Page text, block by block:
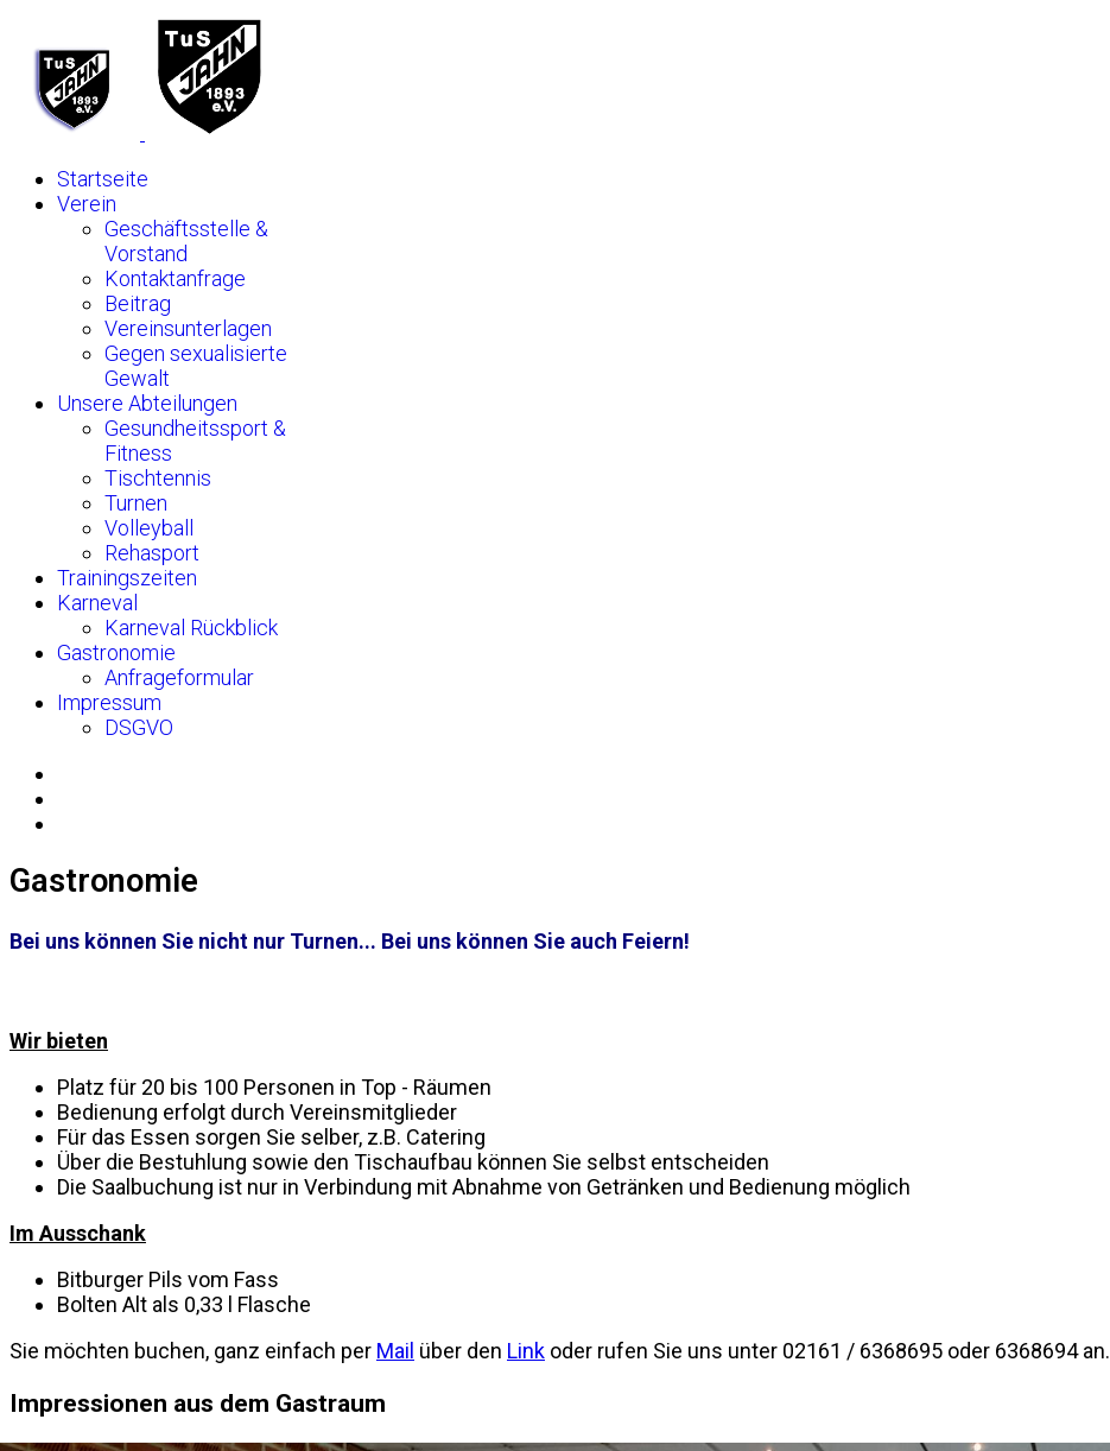
Startseite
Verein
Geschäftsstelle &
Vorstand
Kontaktanfrage
Beitrag
Vereinsunterlagen
Gegen sexualisierte
Gewalt
Unsere Abteilungen
Gesundheitssport &
Fitness
Tischtennis
Turnen
Volleyball
Rehasport
Trainingszeiten
Karneval
Karneval Rückblick
Gastronomie
Anfrageformular
Impressum
DSGVO
Gastronomie
Bei uns können Sie nicht nur Turnen... Bei uns können Sie auch Feiern!
Wir bieten
Platz für 20 bis 100 Personen in Top - Räumen
Bedienung erfolgt durch Vereinsmitglieder
Für das Essen sorgen Sie selber, z.B. Catering
Über die Bestuhlung sowie den Tischaufbau können Sie selbst entscheiden
Die Saalbuchung ist nur in Verbindung mit Abnahme von Getränken und Bedienung möglich
Im Ausschank
Bitburger Pils vom Fass
Bolten Alt als 0,33 l Flasche
Sie möchten buchen, ganz einfach per Mail über den Link oder rufen Sie uns unter 02161 / 6368695 oder 6368694 an.
Impressionen aus dem Gastraum